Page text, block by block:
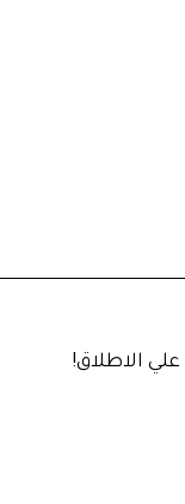
الاطلاق!